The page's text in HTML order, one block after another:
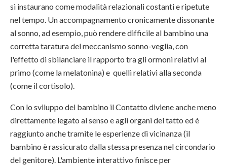
si instaurano come modalità relazionali costanti e ripetute
nel tempo. Un accompagnamento cronicamente dissonante
al sonno, ad esempio, può rendere difficile al bambino una
corretta taratura del meccanismo sonno-veglia, con
l'effetto di sbilanciare il rapporto tra gli ormoni relativi al
primo (come la melatonina) e quelli relativi alla seconda
(come il cortisolo).
Con lo sviluppo del bambino il Contatto diviene anche meno
direttamente legato al senso e agli organi del tatto ed è
raggiunto anche tramite le esperienze di vicinanza (il
bambino è rassicurato dalla stessa presenza nel circondario
del genitore). L'ambiente interattivo finisce per